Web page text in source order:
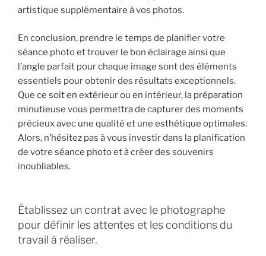
artistique supplémentaire à vos photos.
En conclusion, prendre le temps de planifier votre
séance photo et trouver le bon éclairage ainsi que
l’angle parfait pour chaque image sont des éléments
essentiels pour obtenir des résultats exceptionnels.
Que ce soit en extérieur ou en intérieur, la préparation
minutieuse vous permettra de capturer des moments
précieux avec une qualité et une esthétique optimales.
Alors, n’hésitez pas à vous investir dans la planification
de votre séance photo et à créer des souvenirs
inoubliables.
Établissez un contrat avec le photographe
pour définir les attentes et les conditions du
travail à réaliser.